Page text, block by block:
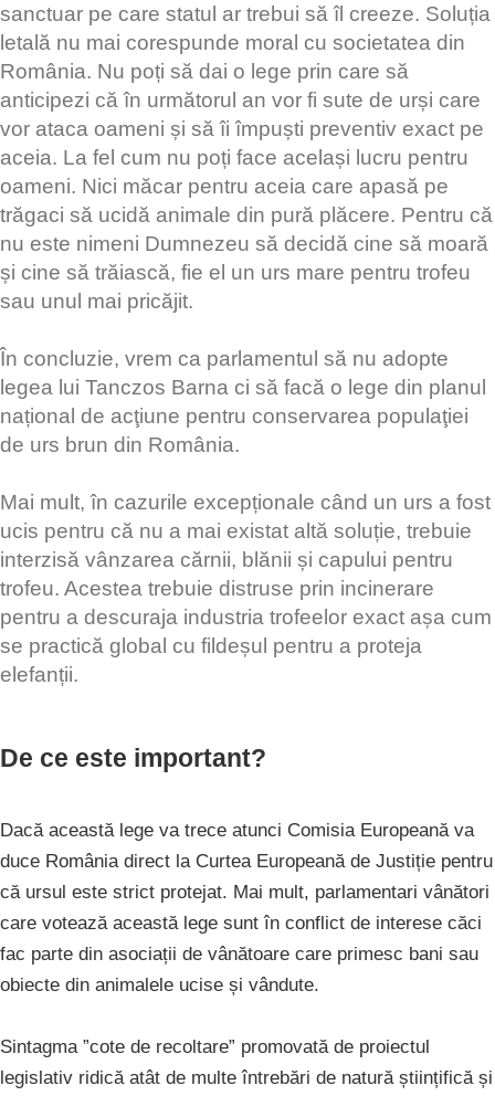
sanctuar pe care statul ar trebui să îl creeze. Soluția
letală nu mai corespunde moral cu societatea din
România. Nu poți să dai o lege prin care să
anticipezi că în următorul an vor fi sute de urși care
vor ataca oameni și să îi împuști preventiv exact pe
aceia. La fel cum nu poți face același lucru pentru
oameni. Nici măcar pentru aceia care apasă pe
trăgaci să ucidă animale din pură plăcere. Pentru că
nu este nimeni Dumnezeu să decidă cine să moară
și cine să trăiască, fie el un urs mare pentru trofeu
sau unul mai pricăjit.
În concluzie, vrem ca parlamentul să nu adopte
legea lui Tanczos Barna ci să facă o lege din planul
național de acţiune pentru conservarea populaţiei
de urs brun din România.
Mai mult, în cazurile excepționale când un urs a fost
ucis pentru că nu a mai existat altă soluție, trebuie
interzisă vânzarea cărnii, blănii și capului pentru
trofeu. Acestea trebuie distruse prin incinerare
pentru a descuraja industria trofeelor exact așa cum
se practică global cu fildeșul pentru a proteja
elefanții.
De ce este important?
Dacă această lege va trece atunci Comisia Europeană va
duce România direct la Curtea Europeană de Justiție pentru
că ursul este strict protejat. Mai mult, parlamentari vânători
care votează această lege sunt în conflict de interese căci
fac parte din asociații de vânătoare care primesc bani sau
obiecte din animalele ucise și vândute.
Sintagma ”cote de recoltare” promovată de proiectul
legislativ ridică atât de multe întrebări de natură științifică și